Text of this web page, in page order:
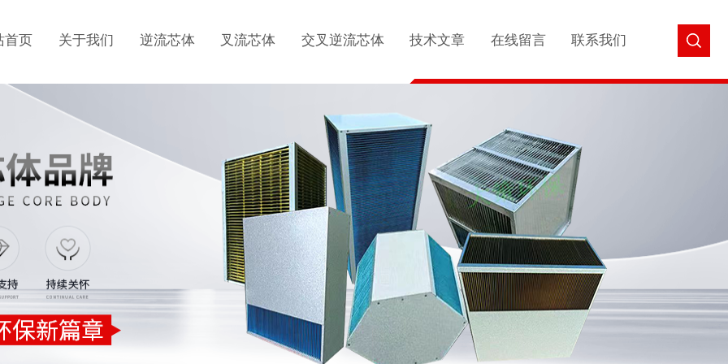
首页 关于我们 逆流芯体 叉流芯体 交叉逆流芯体 技术文章 在线留言 联系我们